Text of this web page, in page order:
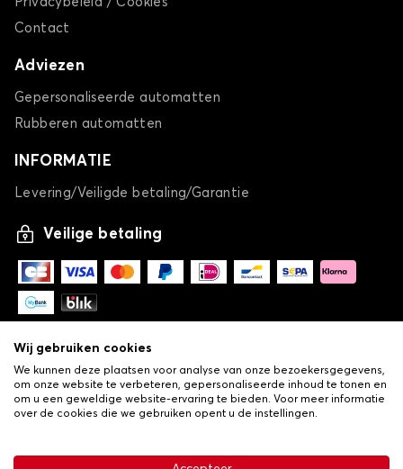
Contact
Adviezen
Gepersonaliseerde automatten
Rubberen automatten
INFORMATIE
Levering/Veiligde betaling/Garantie
Veilige betaling
Algemene verkoopvoorwaarden•Privacy- en cookiebeleid
Wij gebruiken cookies
We kunnen deze plaatsen voor analyse van onze bezoekersgegevens,
om onze website te verbeteren, gepersonaliseerde inhoud te tonen en
om u een geweldige website-ervaring te bieden. Voor meer informatie
over de cookies die we gebruiken opent u de instellingen.